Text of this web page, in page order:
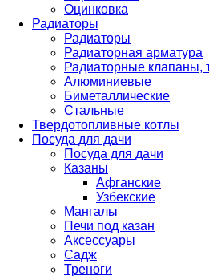
Оцинковка
Радиаторы
Радиаторы
Радиаторная арматура
Радиаторные клапаны,
Алюминиевые
Биметаллические
Стальные
Твердотопливные котлы
Посуда для дачи
Посуда для дачи
Казаны
Афганские
Узбекские
Мангалы
Печи под казан
Аксессуары
Садж
Треноги